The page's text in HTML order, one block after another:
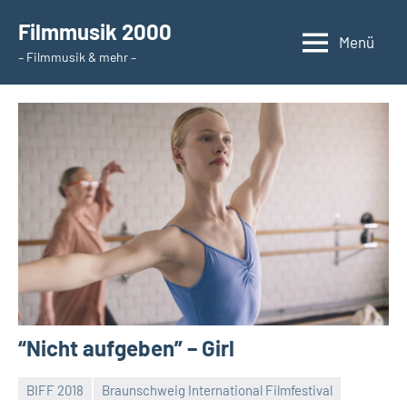
Inhalt
springen
Filmmusik 2000
– Filmmusik & mehr –
Menü
“Nicht aufgeben” – Girl
BIFF 2018
Braunschweig International Filmfestival